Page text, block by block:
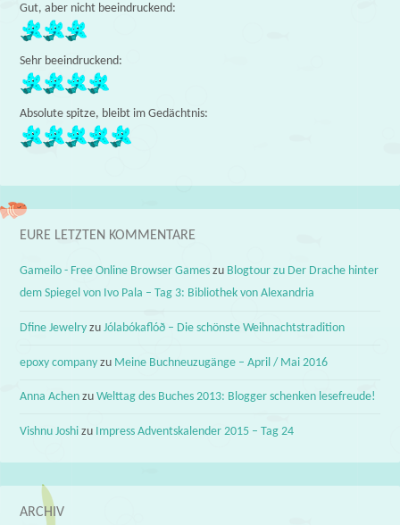
Gut, aber nicht beeindruckend:
Sehr beeindruckend:
Absolute spitze, bleibt im Gedächtnis:
EURE LETZTEN KOMMENTARE
Gameilo - Free Online Browser Games zu Blogtour zu Der Drache hinter
dem Spiegel von Ivo Pala – Tag 3: Bibliothek von Alexandria
Dfine Jewelry zuJólabókaflóð – Die schönste Weihnachtstradition
epoxy company zu Meine Buchneuzugänge – April / Mai 2016
Anna Achen zuWelttag des Buches 2013: Blogger schenken lesefreude!
Vishnu Joshi zu Impress Adventskalender 2015 – Tag 24
ARCHIV